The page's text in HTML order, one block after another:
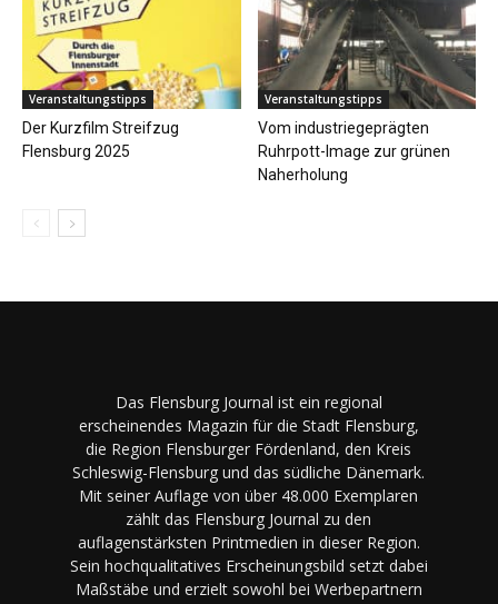
Veranstaltungstipps
Der Kurzfilm Streifzug
Flensburg 2025
Veranstaltungstipps
Vom industriegeprägten
Ruhrpott-Image zur grünen
Naherholung
Das Flensburg Journal ist ein regional
erscheinendes Magazin für die Stadt Flensburg,
die Region Flensburger Fördenland, den Kreis
Schleswig-Flensburg und das südliche Dänemark.
Mit seiner Auflage von über 48.000 Exemplaren
zählt das Flensburg Journal zu den
auflagenstärksten Printmedien in dieser Region.
Sein hochqualitatives Erscheinungsbild setzt dabei
Maßstäbe und erzielt sowohl bei Werbepartnern